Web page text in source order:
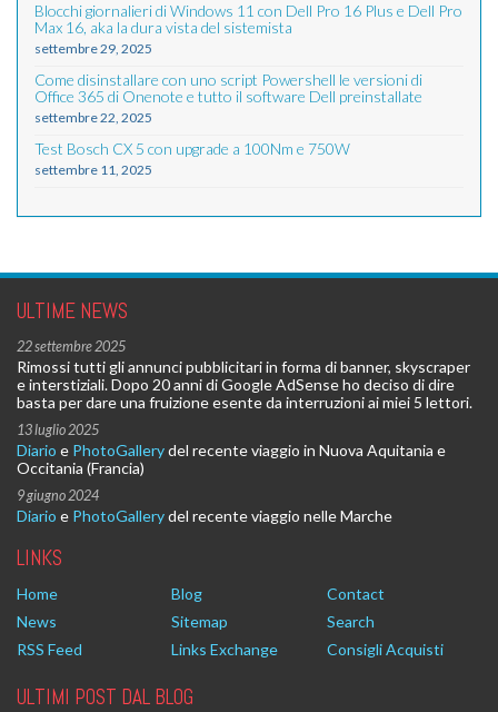
Blocchi giornalieri di Windows 11 con Dell Pro 16 Plus e Dell Pro
Max 16, aka la dura vista del sistemista
settembre 29, 2025
Come disinstallare con uno script Powershell le versioni di
Office 365 di Onenote e tutto il software Dell preinstallate
settembre 22, 2025
Test Bosch CX 5 con upgrade a 100Nm e 750W
settembre 11, 2025
ULTIME NEWS
22 settembre 2025
Rimossi tutti gli annunci pubblicitari in forma di banner, skyscraper
e interstiziali. Dopo 20 anni di Google AdSense ho deciso di dire
basta per dare una fruizione esente da interruzioni ai miei 5 lettori.
13 luglio 2025
Diario e PhotoGallerydel recente viaggio in Nuova Aquitania e
Occitania (Francia)
9 giugno 2024
Diario e PhotoGallerydel recente viaggio nelle Marche
LINKS
Home Blog
Contact
News
Sitemap
Search
RSS Feed
Links Exchange Consigli Acquisti
ULTIMI POST DAL BLOG